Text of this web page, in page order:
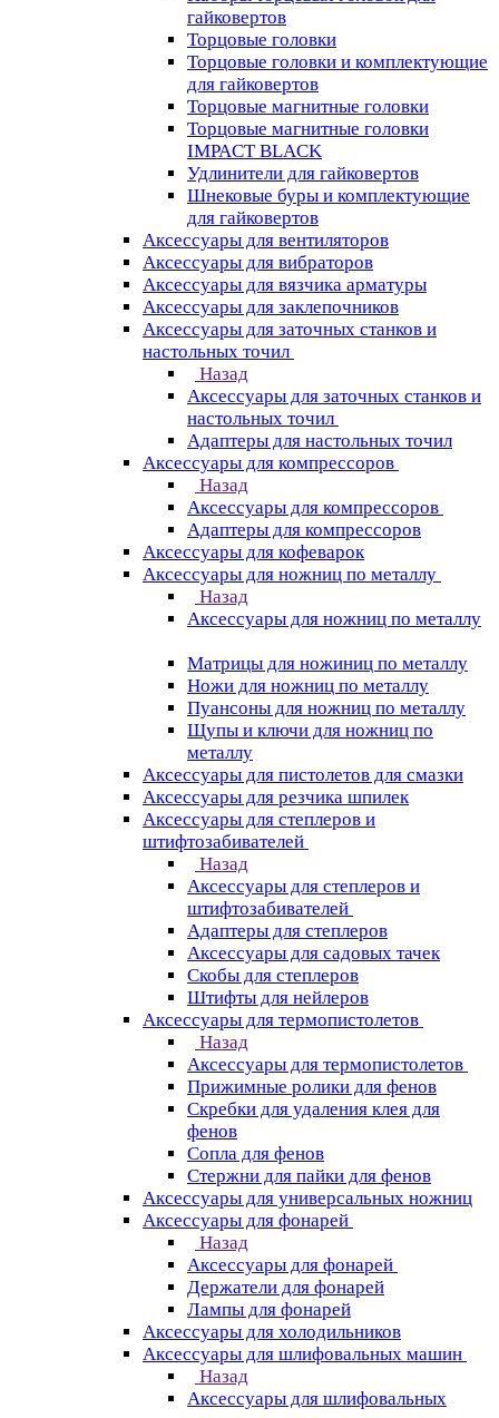
гайковертов
Торцовые головки
Торцовые головки и комплектующие
для гайковертов
Торцовые магнитные головки
Торцовые магнитные головки
IMPACT BLACK
Удлинители для гайковертов
Шнековые буры и комплектующие
для гайковертов
Аксессуары для вентиляторов
Аксессуары для вибраторов
Аксессуары для вязчика арматуры
Аксессуары для заклепочников
Аксессуары для заточных станков и
настольных точил
Назад
Аксессуары для заточных станков и
настольных точил
Адаптеры для настольных точил
Аксессуары для компрессоров
Назад
Аксессуары для компрессоров
Адаптеры для компрессоров
Аксессуары для кофеварок
Аксессуары для ножниц по металлу
Назад
Аксессуары для ножниц по металлу
Матрицы для ножиниц по металлу
Ножи для ножниц по металлу
Пуансоны для ножниц по металлу
Щупы и ключи для ножниц по
металлу
Аксессуары для пистолетов для смазки
Аксессуары для резчика шпилек
Аксессуары для степлеров и
штифтозабивателей
Назад
Аксессуары для степлеров и
штифтозабивателей
Адаптеры для степлеров
Аксессуары для садовых тачек
Скобы для степлеров
Штифты для нейлеров
Аксессуары для термопистолетов
Назад
Аксессуары для термопистолетов
Прижимные ролики для фенов
Скребки для удаления клея для
фенов
Сопла для фенов
Стержни для пайки для фенов
Аксессуары для универсальных ножниц
Аксессуары для фонарей
Назад
Аксессуары для фонарей
Держатели для фонарей
Лампы для фонарей
Аксессуары для холодильников
Аксессуары для шлифовальных машин
Назад
Аксессуары для шлифовальных